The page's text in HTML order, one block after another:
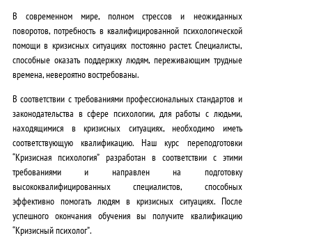
0
0
₽
.
В современном мире, полном стрессов и неожиданных
поворотов, потребность в квалифицированной психологической
помощи в кризисных ситуациях постоянно растет. Специалисты,
способные оказать поддержку людям, переживающим трудные
времена, невероятно востребованы.
В соответствии с требованиями профессиональных стандартов и
законодательства в сфере психологии, для работы с людьми,
находящимися в кризисных ситуациях, необходимо иметь
соответствующую квалификацию. Наш курс переподготовки
“Кризисная психология”разработан в соответствии с этими
требованиями и направлен на подготовку
высококвалифицированных специалистов, способных
эффективно помогать людям в кризисных ситуациях. После
успешного окончания обучения вы получите квалификацию
“Кризисный психолог”.